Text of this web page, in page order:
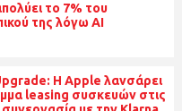
το 7% του
της λόγω ΑΙ
Η Apple λανσάρει
leasing συσκευών στις